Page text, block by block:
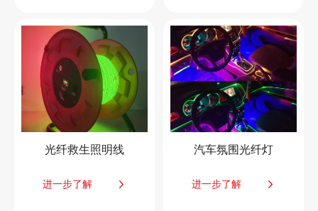
光纤救生照明线
进一步了解
汽车氛围光纤灯
进一步了解